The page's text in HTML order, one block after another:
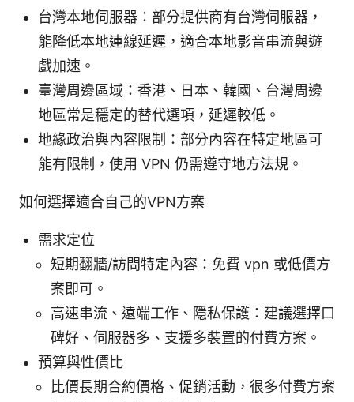
台灣本地伺服器：部分提供商有台灣伺服器，
能降低本地連線延遲，適合本地影音串流與遊
戲加速。
臺灣周邊區域：香港、日本、韓國、台灣周邊
地區常是穩定的替代選項，延遲較低。
地緣政治與內容限制：部分內容在特定地區可
能有限制，使用 VPN 仍需遵守地方法規。
如何選擇適合自己的VPN方案
需求定位
短期翻牆/訪問特定內容：免費 vpn 或低價方
案即可。
高速串流、遠端工作、隱私保護：建議選擇口
碑好、伺服器多、支援多裝置的付費方案。
預算與性價比
比價長期合約價格、促銷活動，很多付費方案